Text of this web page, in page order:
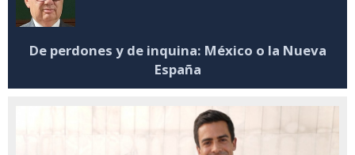
De perdones y de inquina: México o la Nueva
España